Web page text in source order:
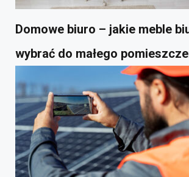
Domowe biuro – jakie meble
wybrać do małego